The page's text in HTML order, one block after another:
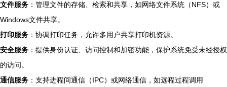
文件服务 ：管理文件的存储、检索和共享，如网络文件系统（NFS）或
Windows文件共享。
打印服务 ：协调打印任务，允许多用户共享打印机资源。
安全服务 ：提供身份认证、访问控制和加密功能，保护系统免受未经授权
的访问。
通信服务 ：支持进程间通信（IPC）或网络通信，如远程过程调用